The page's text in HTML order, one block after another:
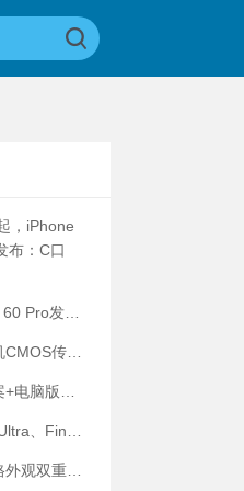
，iPhone
布：C口
星通话 (附初步跑分)
实际面积对比
据恢复指南
、小米12SU拍照横评
双重逆天！